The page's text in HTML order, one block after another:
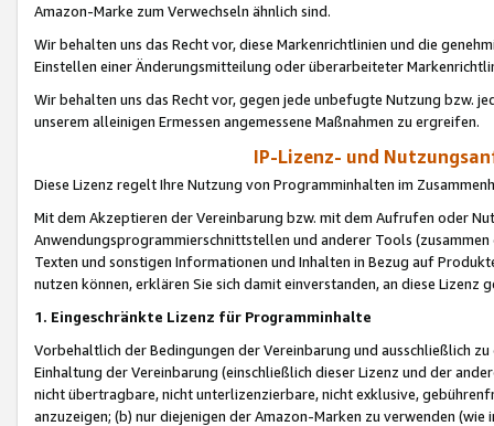
Amazon-Marke zum Verwechseln ähnlich sind.
Wir behalten uns das Recht vor, diese Markenrichtlinien und die
Einstellen einer Änderungsmitteilung oder überarbeiteter
Wir behalten uns das Recht vor, gegen jede unbefugte Nutzung bzw.
unserem alleinigen Ermessen angemessene Maßnahmen zu ergreifen.
IP-Lizenz- und
Diese Lizenz regelt Ihre Nutzung von Programminhalten im
Mit dem Akzeptieren der Vereinbarung bzw. mit dem Aufrufen oder
Anwendungsprogrammierschnittstellen und anderer Tools (zusammen
Texten und sonstigen Informationen und Inhalten in Bezug auf
nutzen können, erklären Sie sich damit einverstanden, an diese Lizenz
1. Eingeschränkte Lizenz für Programminhalte
Vorbehaltlich der Bedingungen der Vereinbarung und ausschließlich
Einhaltung der Vereinbarung (einschließlich dieser Lizenz und der
nicht übertragbare, nicht unterlizenzierbare, nicht exklusive,
anzuzeigen; (b) nur diejenigen der Amazon-Marken zu verwenden